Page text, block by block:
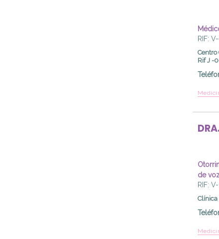
RIF:
Centro
Rif J -
de
RIF:
Clínica